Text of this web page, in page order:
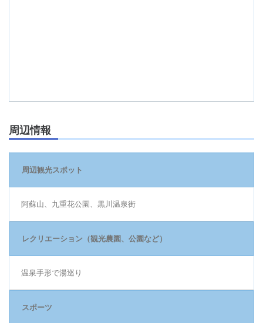
周辺情報
周辺観光スポット
阿蘇山、九重花公園、黒川温泉街
レクリエーション（観光農園、公園など）
温泉手形で湯巡り
スポーツ